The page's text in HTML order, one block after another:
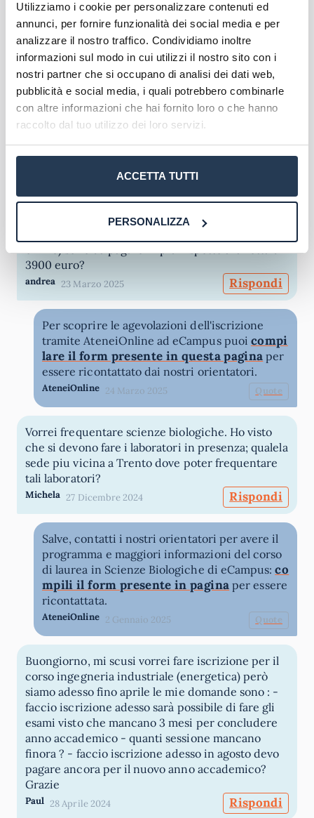
Utilizziamo i cookie per personalizzare contenuti ed
annunci, per fornire funzionalità dei social media e per
analizzare il nostro traffico. Condividiamo inoltre
informazioni sul modo in cui utilizzi il nostro sito con i
nostri partner che si occupano di analisi dei dati web,
pubblicità e social media, i quali potrebbero combinarle
con altre informazioni che hai fornito loro o che hanno
raccolto dal tuo utilizzo dei loro servizi.
ACCETTA TUTTI
PERSONALIZZA
chiedere aiuto a tutor e professori.
Oltre ad essere sede d’esame, presso lasede
centrale eCampus di Novedratesi svolgono le
sessioni di laurea: nel dettaglio la discussione
della tesi è riservata ai corsi di laurea magistrale e
si svolge in seduta pubblica davanti a un’apposita
triennali, invece, l’elaborato non viene discusso,
tuttavia si tiene unabreve cerimonia di
proclamazioneproprio a Novedrate.
3900 euro?
andrea 23 Marzo 2025 Rispondi
Per scoprire le agevolazioni dell'iscrizione
tramite AteneiOnline ad eCampus puoi compi
lare il form presente in questa pagina per
essere ricontattato dai nostri orientatori.
AteneiOnline 24 Marzo 2025 Quote
Vorrei frequentare scienze biologiche. Ho visto
che si devono fare i laboratori in presenza; qualela
sede piu vicina a Trento dove poter frequentare
tali laboratori?
Michela 27 Dicembre 2024 Rispondi
Salve, contatti i nostri orientatori per avere il
programma e maggiori informazioni del corso
di laurea in Scienze Biologiche di eCampus:co
mpili il form presente in pagina per essere
ricontattata.
AteneiOnline 2 Gennaio 2025 Quote
Buongiorno, mi scusi vorrei fare iscrizione per il
corso ingegneria industriale (energetica) però
siamo adesso fino aprile le mie domande sono : -
faccio iscrizione adesso sarà possibile di fare gli
esami visto che mancano 3 mesi per concludere
anno accademico - quanti sessione mancano
finora ? - faccio iscrizione adesso in agosto devo
pagare ancora per il nuovo anno accademico?
Grazie
Paul 28 Aprile 2024 Rispondi